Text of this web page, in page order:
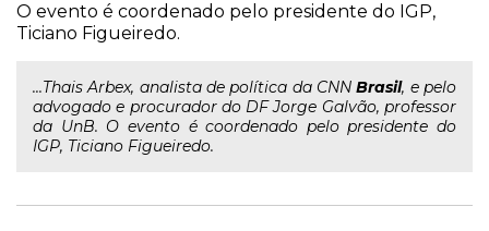
O evento é coordenado pelo presidente do IGP,
Ticiano Figueiredo.
...Thais Arbex, analista de política da CNNBrasil, e pelo
advogado e procurador do DF Jorge Galvão, professor
da UnB. O evento é coordenado pelo presidente do
IGP, Ticiano Figueiredo.